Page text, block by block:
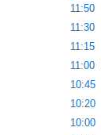
11:50
11:30
11:15
11:00
10:45
10:20
10:00